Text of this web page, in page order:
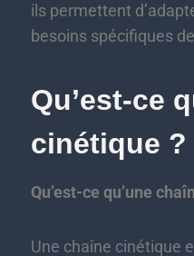
ils permettent
besoins spécifiques
Qu’est-ce
cinétique ?
Qu’est-ce qu’une
Une chaîne cinétique